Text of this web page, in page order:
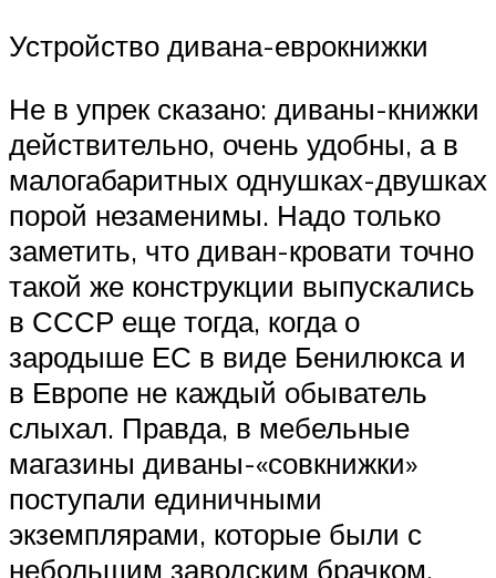
Устройство дивана-еврокнижки
Не в упрек сказано: диваны-книжки
действительно, очень удобны, а в
малогабаритных однушках-двушках
порой незаменимы. Надо только
заметить, что диван-кровати точно
такой же конструкции выпускались
в СССР еще тогда, когда о
зародыше ЕС в виде Бенилюкса и
в Европе не каждый обыватель
слыхал. Правда, в мебельные
магазины диваны-«совкнижки»
поступали единичными
экземплярами, которые были с
небольшим заводским брачком.